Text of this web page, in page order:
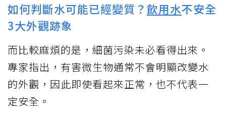
如何判斷水可能已經變質？飲用水不安全
3大外觀跡象
而比較麻煩的是，細菌污染未必看得出來。
專家指出，有害微生物通常不會明顯改變水
的外觀，因此即使看起來正常，也不代表一
定安全。